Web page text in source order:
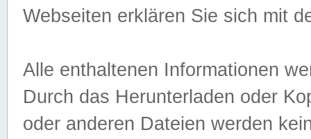
Webseiten erklären Sie sich mit
Alle enthaltenen Informationen
Durch das Herunterladen oder
oder anderen Dateien werden